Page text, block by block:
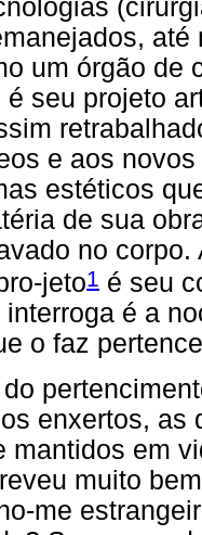
um órgão de
é seu projeto
e aos
estéticos
de sua
no
jeto1 é seu
interroga é a
o faz
enxertos, as
mantidos em
muito
me